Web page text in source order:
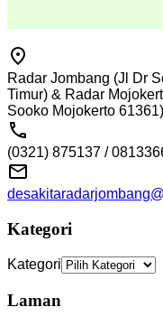
Radar Jombang (Jl Dr
Timur) & Radar
Sooko Mojokerto 61361)
(0321) 875137 /
Kategori
Kategori
Laman